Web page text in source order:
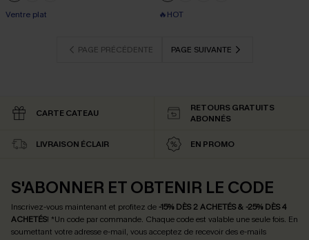
Ventre plat 🔥HOT
PAGE PRÉCÉDENTE PAGE SUIVANTE
CARTE CATEAU
RETOURS GRATUITS
ABONNÉS
LIVRAISON ÉCLAIR EN PROMO
S'ABONNER ET OBTENIR LE CODE
Inscrivez-vous maintenant et profitez de -15% DÈS 2 ACHETÉS & -25% DÈS 4
ACHETÉS! *Un code par commande. Chaque code est valable une seule fois. En
soumettant votre adresse e-mail, vous acceptez de recevoir des e-mails